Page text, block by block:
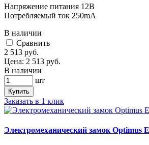
Напряжение питания 12В
Потребляемый ток 250mA
В наличии
Cравнить
2 513 руб.
Цена: 2 513 руб.
В наличии
шт
Купить
Заказать в 1 клик
Электромеханический замок Optimus